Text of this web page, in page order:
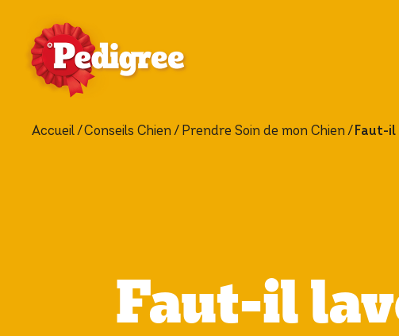
Accueil Conseils Chien Prendre Soin de mon Chien Faut-il
Faut-il